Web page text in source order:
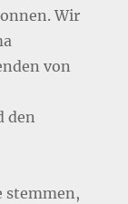
Wir
von
den
stemmen,